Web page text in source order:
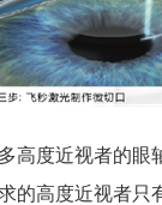
度近视者的眼
的高度近视者只